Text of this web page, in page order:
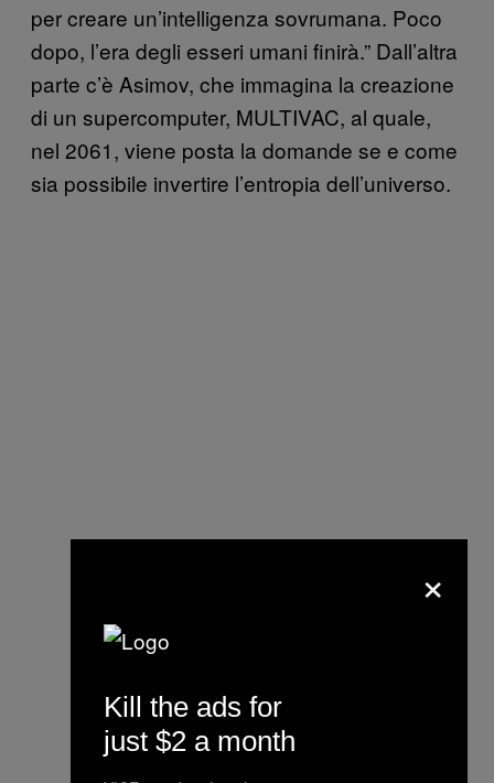
per creare un’intelligenza sovrumana. Poco
dopo, l’era degli esseri umani finirà.” Dall’altra
parte c’è Asimov, che immagina la creazione
di un supercomputer, MULTIVAC, al quale,
nel 2061, viene posta la domande se e come
sia possibile invertire l’entropia dell’universo.
Il supercomputer MULTIVAC
×
Kill the ads for
just $2 a month